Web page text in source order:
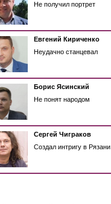
Не получил портрет
Евгений Кириченко
Неудачно станцевал
Борис Ясинский
Не понят народом
Сергей Чиграков
Создал интригу в Рязани